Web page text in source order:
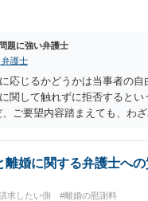
上で，不貞により離婚となっ
こととなると事実上二重取り
す。
題に強い弁護士
弁護士
応じるかどうかは当事者の自
関して触れずに拒否すると
ご要望内容踏まえても、わ
、不貞についてしっかりと主
ます。 ②セックスレスと不
等様々ですので、一概にどの
該事案で、結局夫婦関係を破
離婚に関する弁護士への
求したい側
#離婚の慰謝料